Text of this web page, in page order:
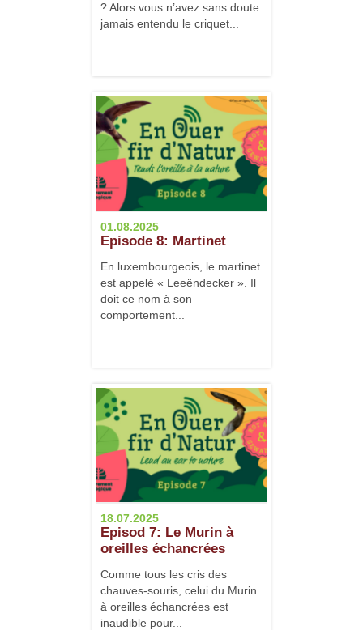
? Alors vous n’avez sans doute
jamais entendu le criquet...
01.08.2025
Episode 8: Martinet
En luxembourgeois, le martinet
est appelé « Leeëndecker ». Il
doit ce nom à son
comportement...
18.07.2025
Episod 7: Le Murin à
oreilles échancrées
Comme tous les cris des
chauves-souris, celui du Murin
à oreilles échancrées est
inaudible pour...